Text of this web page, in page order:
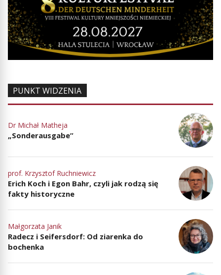
PUNKT WIDZENIA
Dr Michał Matheja
„Sonderausgabe”
prof. Krzysztof Ruchniewicz
Erich Koch i Egon Bahr, czyli jak rodzą się
fakty historyczne
Małgorzata Janik
Radecz i Seifersdorf: Od ziarenka do
bochenka